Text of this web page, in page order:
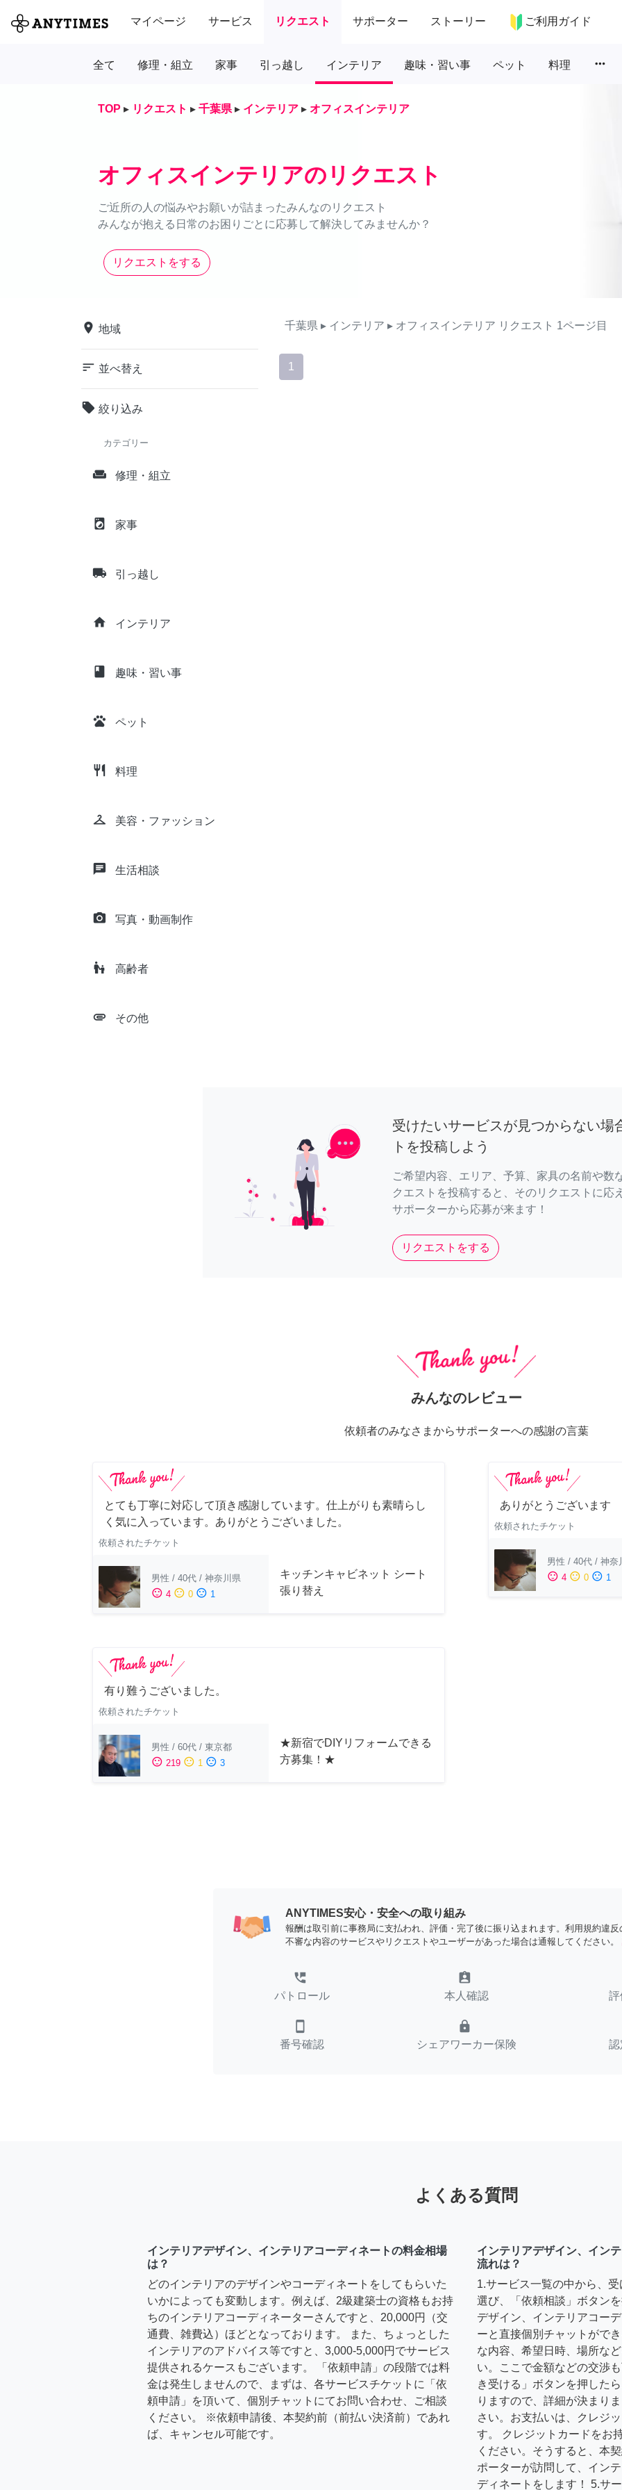
マイページ サービス リクエスト サポーター ストーリー ご利用ガイド
全て 修理・組立 家事 引っ越し インテリア 趣味・習い事 ペット 料理 more_horiz
TOP ▸ リクエスト ▸ 千葉県 ▸ インテリア ▸ オフィスインテリア
オフィスインテリアのリクエスト
ご近所の人の悩みやお願いが詰まったみんなのリクエスト
みんなが抱える日常のお困りごとに応募して解決してみませんか？
リクエストをする
place 地域
sort 並べ替え
local_offer 絞り込み
カテゴリー
weekend 修理・組立
local_laundry_service 家事
local_shipping 引っ越し
home インテリア
class 趣味・習い事
pets ペット
restaurant 料理
checkroom 美容・ファッション
chat 生活相談
camera_alt 写真・動画制作
escalator_warning 高齢者
attachment その他
千葉県 ▸ インテリア ▸ オフィスインテリア リクエスト 1ページ目
1
受けたいサービスが見つからない場
トを投稿しよう
ご希望内容、エリア、予算、家具の名前や数
クエストを投稿すると、そのリクエストに応
サポーターから応募が来ます！
リクエストをする
みんなのレビュー
依頼者のみなさまからサポーターへの感謝の言葉
とても丁寧に対応して頂き感謝しています。仕上がりも素晴らし
く気に入っています。ありがとうございました。
依頼されたチケット
男性 / 40代 / 神奈川県
sentiment_satisfied 4 sentiment_neutral 0 sentiment_dissatisfied 1
キッチンキャビネット シート
張り替え
ありがとうございます
依頼されたチケット
男性 / 40代 / 神奈
sentiment_satisfied 4 sentiment_neutral 0 sentiment_dissatisfied 1
有り難うございました。
依頼されたチケット
男性 / 60代 / 東京都
sentiment_satisfied 219 sentiment_neutral 1 sentiment_dissatisfied 3
★新宿でDIYリフォームできる
方募集！★
ANYTIMES安心・安全への取り組み
報酬は取引前に事務局に支払われ、評価・完了後に振り込まれます。利用規約違反
不審な内容のサービスやリクエストやユーザーがあった場合は通報してください。
perm_phone_msg
パトロール
assignment_ind
本人確認
smartphone
番号確認
lock
シェアワーカー保険
よくある質問
インテリアデザイン、インテリアコーディネートの料金相場
は？
どのインテリアのデザインやコーディネートをしてもらいた
いかによっても変動します。例えば、2級建築士の資格もお持
ちのインテリアコーディネーターさんですと、20,000円（交
通費、雑費込）ほどとなっております。 また、ちょっとした
インテリアのアドバイス等ですと、3,000-5,000円でサービス
提供されるケースもございます。 「依頼申請」の段階では料
金は発生しませんので、まずは、各サービスチケットに「依
頼申請」を頂いて、個別チャットにてお問い合わせ、ご相談
ください。 ※依頼申請後、本契約前（前払い決済前）であれ
ば、キャンセル可能です。
インテリアデザイン、イン
流れは？
1.サービス一覧の中から、
選び、「依頼相談」ボタン
デザイン、インテリアコー
ーと直接個別チャットがで
な内容、希望日時、場所な
い。ここで金額などの交渉
き受ける」ボタンを押した
りますので、詳細が決まり
さい。お支払いは、クレジ
す。 クレジットカードをお
ください。そうすると、本
ポーターが訪問して、イン
ディネートをします！ 5.サ